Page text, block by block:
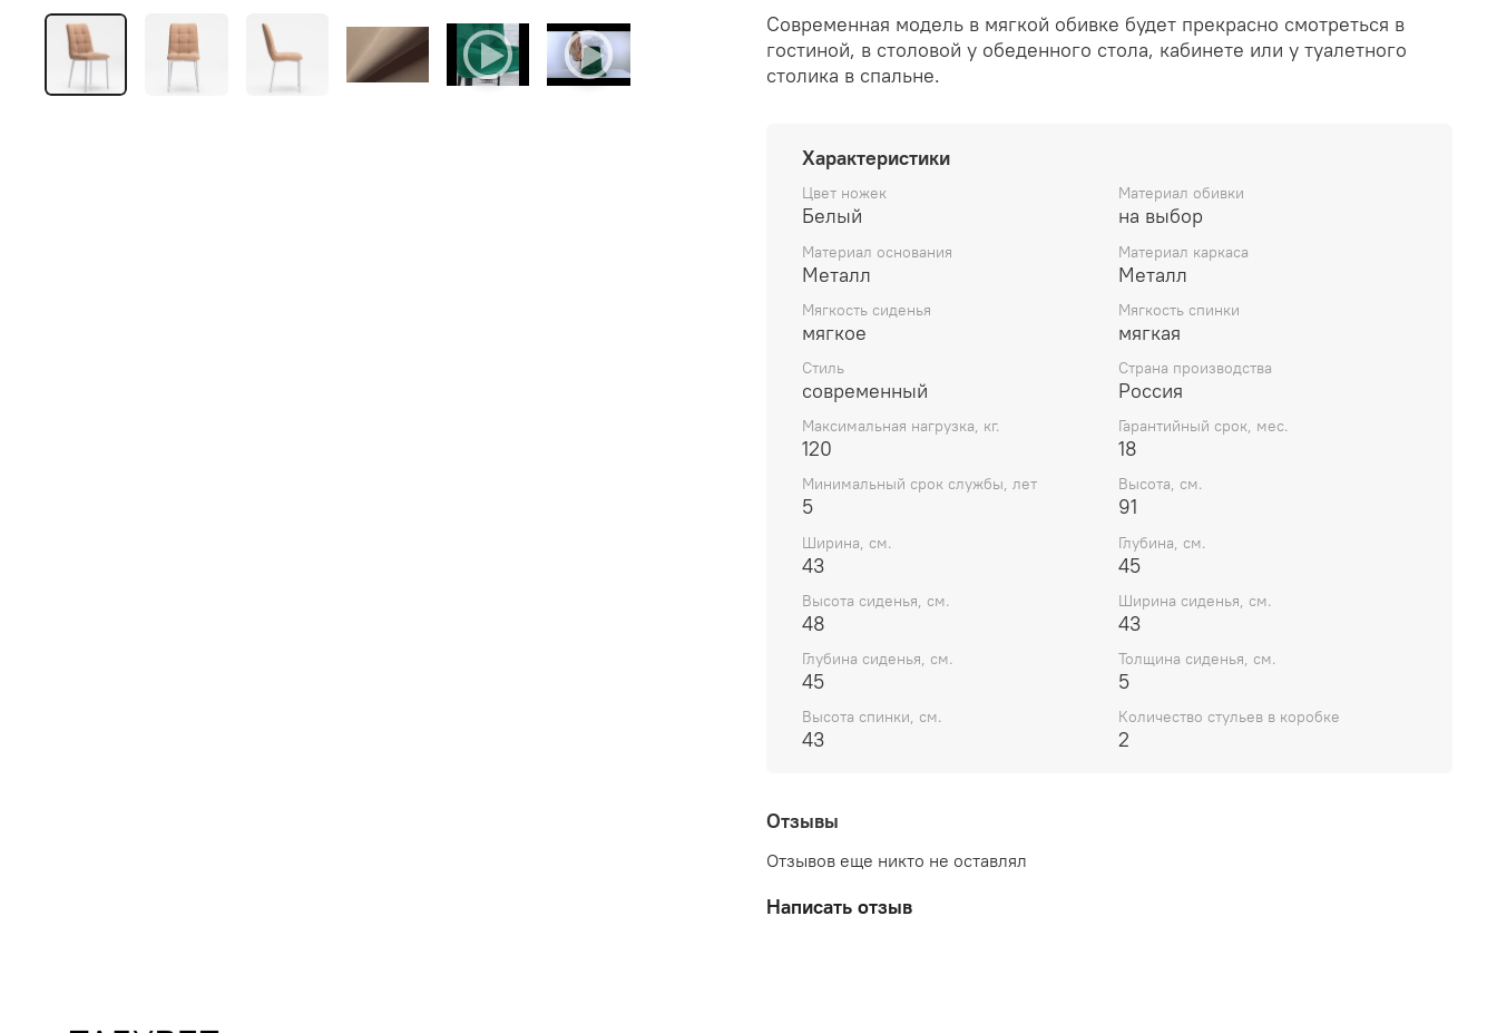
Современная модель в мягкой обивке будет прекрасно смотреться в
гостиной, в столовой у обеденного стола, кабинете или у туалетного
столика в спальне.
Характеристики
Цвет ножек
Белый
Материал обивки
на выбор
Материал основания
Металл
Материал каркаса
Металл
Мягкость сиденья
мягкое
Мягкость спинки
мягкая
Стиль
современный
Страна производства
Россия
Максимальная нагрузка, кг.
120
Гарантийный срок, мес.
18
Минимальный срок службы, лет
5
Высота, см.
91
Ширина, см.
43
Глубина, см.
45
Высота сиденья, см.
48
Ширина сиденья, см.
43
Глубина сиденья, см.
45
Толщина сиденья, см.
5
Высота спинки, см.
43
Количество стульев в коробке
2
Отзывы
Отзывов еще никто не оставлял
Написать отзыв